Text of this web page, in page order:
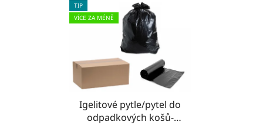
TIP
VÍCE ZA MÉNĚ
Igelitové pytle/pytel do
odpadkových košů-